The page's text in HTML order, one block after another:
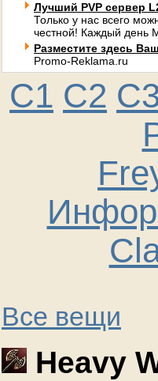
Лучший PVP сервер
Только у нас всего
честной! Каждый день
Разместите здесь
Promo-Reklama.ru
C1 C2
Все вещи
Heavy